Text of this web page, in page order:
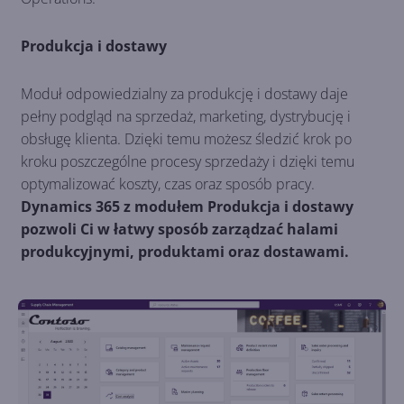
Produkcja i dostawy
Moduł odpowiedzialny za produkcję i dostawy daje
pełny podgląd na sprzedaż, marketing, dystrybucję i
obsługę klienta. Dzięki temu możesz śledzić krok po
kroku poszczególne procesy sprzedaży i dzięki temu
optymalizować koszty, czas oraz sposób pracy.
Dynamics 365 z modułem Produkcja i dostawy
pozwoli Ci w łatwy sposób zarządzać halami
produkcyjnymi, produktami oraz dostawami.